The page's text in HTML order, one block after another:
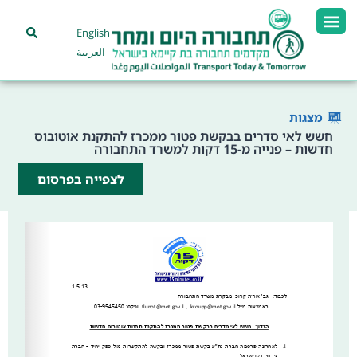
English
العربية
מצגות
חשש לאי סדרים בבקשת פטור ממכרז להתקנת אוטובוס
חדשות – פנייה מ-15 דקות למשרד התחבורה
לצפייה בפרסום